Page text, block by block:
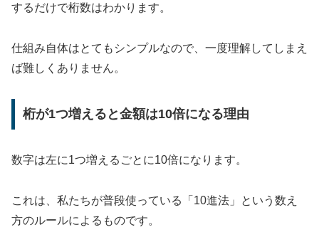
するだけで桁数はわかります。
仕組み自体はとてもシンプルなので、一度理解してしまえ
ば難しくありません。
桁が1つ増えると金額は10倍になる理由
数字は左に1つ増えるごとに10倍になります。
これは、私たちが普段使っている「10進法」という数え
方のルールによるものです。